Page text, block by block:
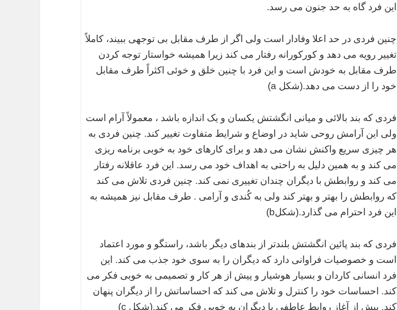
این فرد گاه به حد جنون می رسد.
چنین فردی در حد اعلا وفادار است ولی اگر از طرف مقابل بی توجهی ببیند، کاملاً
تغییر رویه می دهد و کورکورانه رفتار می کند زیرا همیشه خواستار توجه کردن
طرف مقابل به خودش است و این فرد با چنین خلق و خوئی اکثراً طرف مقابل
خود را از دست می دهد.(شکل a)
فردی که بند بالائی و میانی انگشتش یکسان و یک اندازه باشد ، معمولاً آرام است
ولی این آرامش روحی شاید در اوضاع و شرایط متفاوت تغییر کند. چنین فردی به
هر چیزی سریع واکنش نشان می دهد و برای کارهای خود به خوبی برنامه ریزی
می کند و به همین دلیل به راحتی به اهداف خود می رسد. این فرد عاقلانه رفتار
می کند و روابطش با دیگران چندان تغییری نمی کند. چنین فردی تلاش می کند
که روابطش را بهتر و بهتر کند ولی به کُندی و آرامی . طرف مقابل نیز همیشه به
این فرد احترام می گذارد.(شکلb)
فردی که بند پائین انگشتش بلندتر از بندهای دیگر باشد، راستگو و مورد اعتماد
است و خصوصیات فراوانی دارد که دیگران را به سوی خود جذب می کند. این
فرد انسانی کاردان و بسیار هوشیار و پیش از هر کار و تصمیمی به خوبی فکر می
کند. احساسات خود را کنترل و تلاش می کند که احساساتش را از دیگران پنهان
کند. پیش از آغاز روابط عاطفی با دیگران به خوبی فکر می کند.(شکل c)